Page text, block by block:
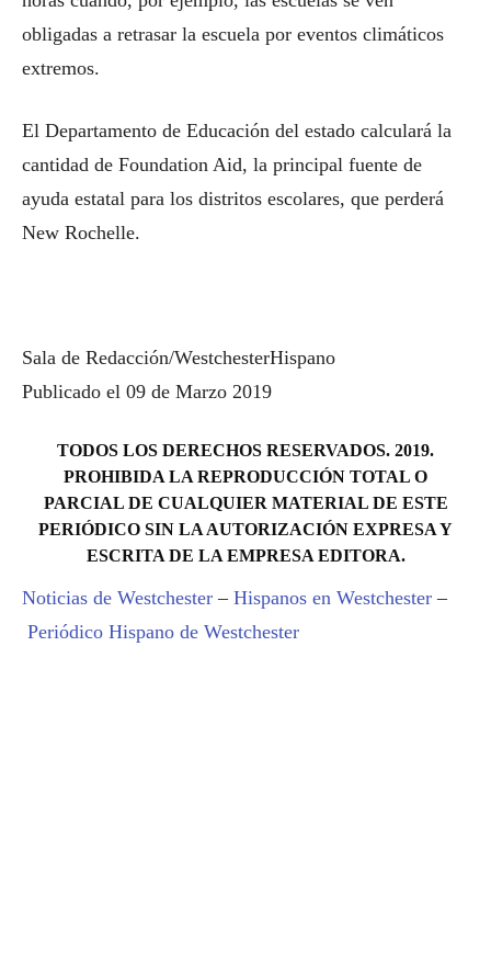
obligadas a retrasar la escuela por eventos climáticos
extremos.
El Departamento de Educación del estado calculará la
cantidad de Foundation Aid, la principal fuente de
ayuda estatal para los distritos escolares, que perderá
New Rochelle.
Sala de Redacción/WestchesterHispano
Publicado el 09 de Marzo 2019
TODOS LOS DERECHOS RESERVADOS. 2019.
PROHIBIDA LA REPRODUCCIÓN TOTAL O
PARCIAL DE CUALQUIER MATERIAL DE ESTE
PERIÓDICO SIN LA AUTORIZACIÓN EXPRESA Y
ESCRITA DE LA EMPRESA EDITORA.
Noticias de Westchester – Hispanos en Westchester –
Periódico Hispano de Westchester